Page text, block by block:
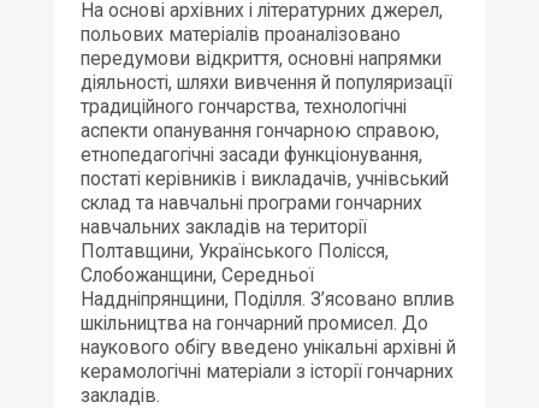
На основі архівних і літературних джерел,
польових матеріалів проаналізовано
передумови відкриття, основні напрямки
діяльності, шляхи вивчення й популяризації
традиційного гончарства, технологічні
аспекти опанування гончарною справою,
етнопедагогічні засади функціонування,
постаті керівників і викладачів, учнівський
склад та навчальні програми гончарних
навчальних закладів на території
Полтавщини, Українського Полісся,
Слобожанщини, Середньої
Наддніпрянщини, Поділля. З’ясовано вплив
шкільництва на гончарний промисел. До
наукового обігу введено унікальні архівні й
керамологічні матеріали з історії гончарних
закладів.